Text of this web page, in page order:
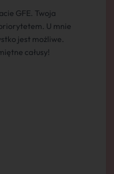
GFE. Twoja
U mnie
jest możliwe.
całusy!